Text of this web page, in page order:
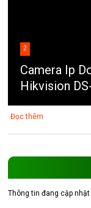
2
Camera Ip
Hikvision
Đọc thêm
3
Thông tin đang cập nhật